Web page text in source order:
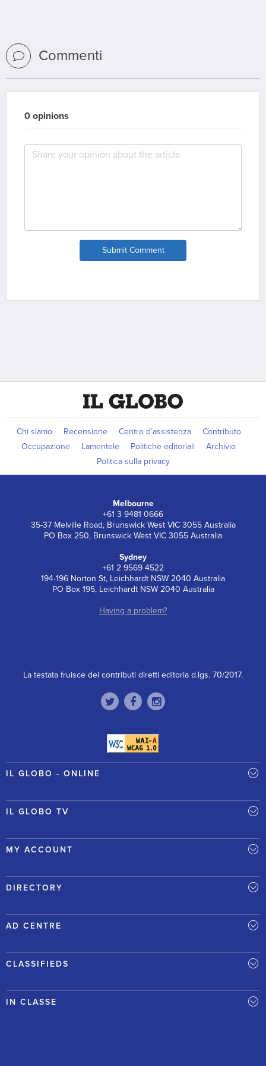
Commenti
0 opinions
Submit Comment
Chi siamo Recensione Centro d’assistenza
Contributo
Occupazione
Lamentele Politiche editoriali
Archivio
Politica sulla privacy
Melbourne
+61 3 9481 0666
35-37 Melville Road, Brunswick West VIC 3055 Australia
PO Box 250, Brunswick West VIC 3055 Australia
Sydney
+61 2 9569 4522
194-196 Norton St, Leichhardt NSW 2040 Australia
PO Box 195, Leichhardt NSW 2040 Australia
Having a problem?
La testata fruisce dei contributi diretti editoria d.lgs. 70/2017.
IL GLOBO - ONLINE
IL GLOBO TV
MY ACCOUNT
DIRECTORY
AD CENTRE
CLASSIFIEDS
IN CLASSE